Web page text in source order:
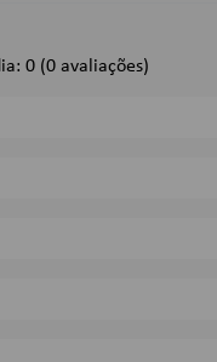
0 (0 avaliações)